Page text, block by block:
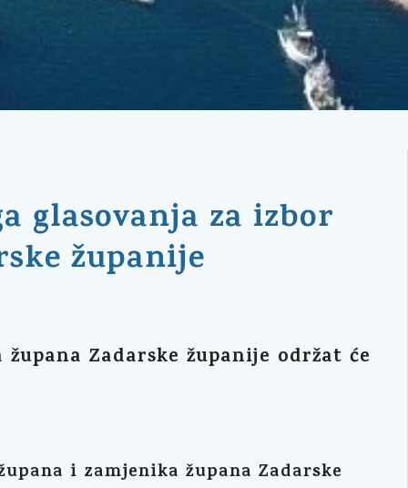
glasovanja za izbor
županije
Zadarske županije održat će
i zamjenika župana Zadarske